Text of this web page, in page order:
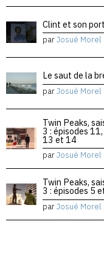
Clint et son
parJosué Morel
Le saut de la
parJosué Morel
Twin Peaks,
3 : épisodes
13 et 14
parJosué Morel
Twin Peaks,
3 : épisodes 5
parJosué Morel